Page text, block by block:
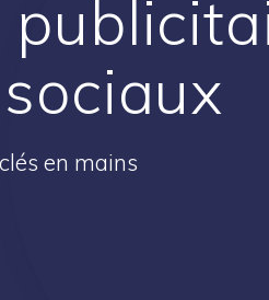
en mains